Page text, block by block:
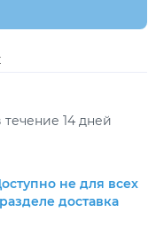
14 дней
не для всех
доставка